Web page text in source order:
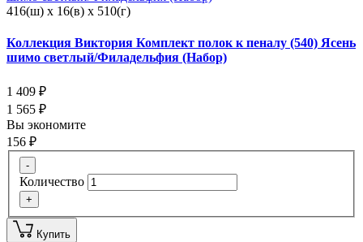
416(ш) x 16(в) x 510(г)
Коллекция Виктория Комплект полок к пеналу (540) Ясень
шимо светлый/Филадельфия (Набор)
1 409 ₽
1 565 ₽
Вы экономите
156 ₽
-
Количество
+
Купить